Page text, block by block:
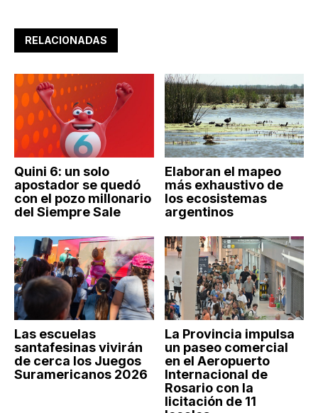
RELACIONADAS
Quini 6: un solo
apostador se quedó
con el pozo millonario
del Siempre Sale
Elaboran el mapeo
más exhaustivo de
los ecosistemas
argentinos
Las escuelas
santafesinas vivirán
de cerca los Juegos
Suramericanos 2026
La Provincia impulsa
un paseo comercial
en el Aeropuerto
Internacional de
Rosario con la
licitación de 11